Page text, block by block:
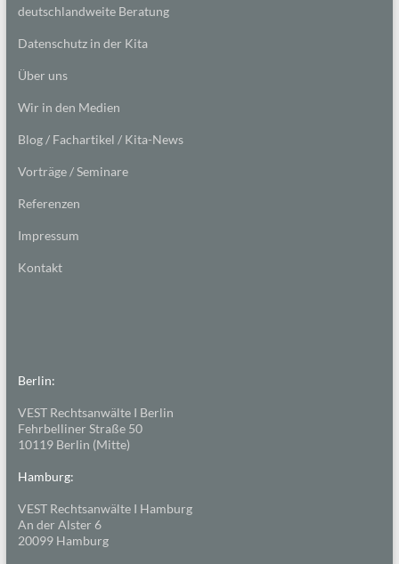
deutschlandweite Beratung
Datenschutz in der Kita
Über uns
Wir in den Medien
Blog / Fachartikel / Kita-News
Vorträge / Seminare
Referenzen
Impressum
Kontakt
Berlin:
VEST Rechtsanwälte I Berlin
Fehrbelliner Straße 50
10119 Berlin (Mitte)
Hamburg:
VEST Rechtsanwälte I Hamburg
An der Alster 6
20099 Hamburg